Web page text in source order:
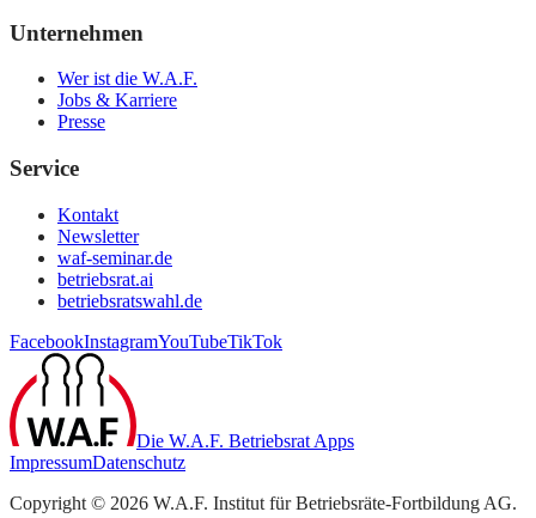
Unternehmen
Wer ist die W.A.F.
Jobs & Karriere
Presse
Service
Kontakt
Newsletter
waf-seminar.de
betriebsrat.ai
betriebsratswahl.de
FacebookInstagramYouTubeTikTok
Die W.A.F. Betriebsrat Apps
ImpressumDatenschutz
Copyright © 2026 W.A.F. Institut für Betriebsräte-Fortbildung AG.